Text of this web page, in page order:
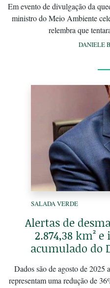
Em evento de divulgação da
ministro do Meio Ambiente
relembra que
DANIELE
SALADA VERDE
Alertas de
2.874,38 km²
acumulado do
Dados são de agosto de 2025
representam uma redução de